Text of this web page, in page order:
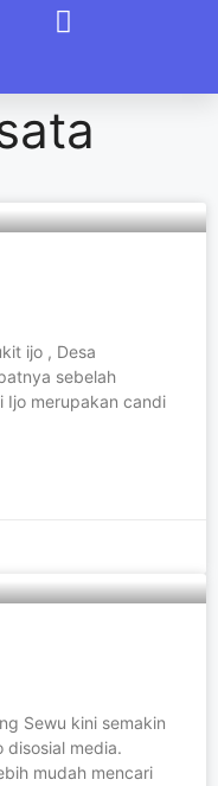
ijo , Desa
sebelah
Ijo merupakan candi
Sewu kini semakin
media.
mudah mencari